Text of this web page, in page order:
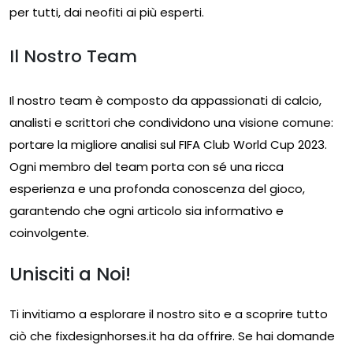
per tutti, dai neofiti ai più esperti.
Il Nostro Team
Il nostro team è composto da appassionati di calcio,
analisti e scrittori che condividono una visione comune:
portare la migliore analisi sul FIFA Club World Cup 2023.
Ogni membro del team porta con sé una ricca
esperienza e una profonda conoscenza del gioco,
garantendo che ogni articolo sia informativo e
coinvolgente.
Unisciti a Noi!
Ti invitiamo a esplorare il nostro sito e a scoprire tutto
ciò che fixdesignhorses.it ha da offrire. Se hai domande